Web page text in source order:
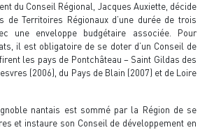
du Conseil Régional, Jacques Auxiette, décide
de Territoires Régionaux d’une durée de trois
une enveloppe budgétaire associée. Pour
il est obligatoire de se doter d’un Conseil de
les pays de Pontchâteau – Saint Gildas des
(2006), du Pays de Blain (2007) et de Loire
nantais est sommé par la Région de se
et instaure son Conseil de développement en